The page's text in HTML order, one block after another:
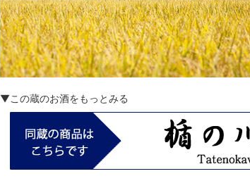
▼この蔵のお酒をもっとみる